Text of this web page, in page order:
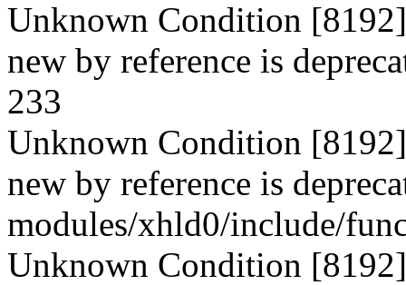
Unknown Condition
new by reference is
233
Unknown Condition
new by reference is
modules/xhld0/include/
Unknown Condition